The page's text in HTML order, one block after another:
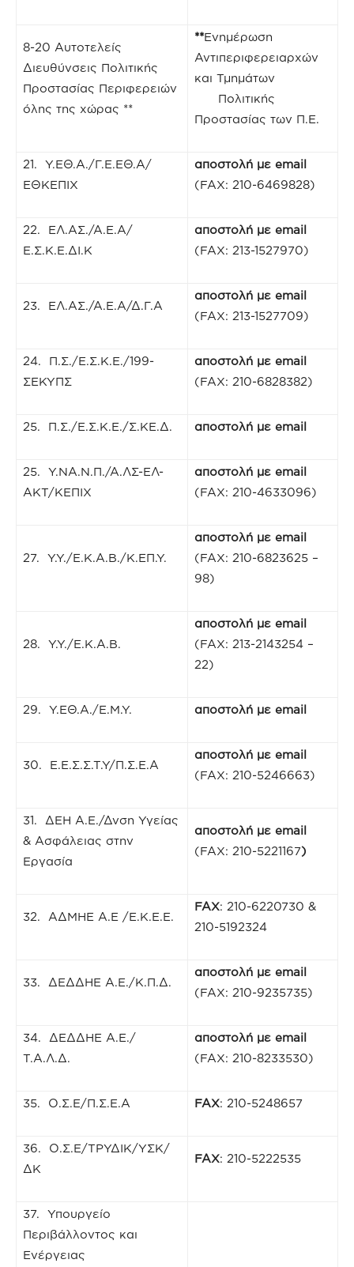
8-20 Αυτοτελείς
Διευθύνσεις Πολιτικής
Προστασίας Περιφερειών
όλης της χώρας **
**Ενημέρωση
Αντιπεριφερειαρχών
και Τμημάτων
Πολιτικής
Προστασίας των Π.Ε.
21. Υ.ΕΘ.Α./Γ.Ε.ΕΘ.Α/
ΕΘΚΕΠΙΧ
αποστολή με email
(FAX: 210-6469828)
22. ΕΛ.ΑΣ./Α.Ε.Α/
Ε.Σ.Κ.Ε.ΔΙ.Κ
αποστολή με email
(FAX: 213-1527970)
23. ΕΛ.ΑΣ./Α.Ε.Α/Δ.Γ.Α
αποστολή με email
(FAX: 213-1527709)
24. Π.Σ./E.Σ.Κ.Ε./199-
ΣΕΚΥΠΣ
αποστολή με email
(FAX: 210-6828382)
25. Π.Σ./E.Σ.Κ.Ε./Σ.ΚΕ.Δ. αποστολή με email
25. Υ.ΝΑ.Ν.Π./Α.ΛΣ-ΕΛ-
ΑΚΤ/ΚΕΠΙΧ
αποστολή με email
(FAX: 210-4633096)
27. Υ.Υ./Ε.Κ.Α.Β./Κ.ΕΠ.Υ.
αποστολή με email
(FAX: 210-6823625 –
98)
28. Υ.Υ./Ε.Κ.Α.Β.
αποστολή με email
(FAX: 213-2143254 –
22)
29. Υ.ΕΘ.Α./Ε.Μ.Υ. αποστολή με email
30. Ε.Ε.Σ.Σ.Τ.Υ/Π.Σ.Ε.Α
αποστολή με email
(FAX: 210-5246663)
31. ΔΕΗ Α.Ε./Δνση Υγείας
& Ασφάλειας στην
Εργασία
αποστολή με email
(FAX: 210-5221167)
32. ΑΔΜΗΕ Α.Ε /Ε.Κ.Ε.Ε.
FAX: 210-6220730 &
210-5192324
33. ΔΕΔΔΗΕ Α.Ε./Κ.Π.Δ.
αποστολή με email
(FAX: 210-9235735)
34. ΔΕΔΔΗΕ Α.Ε./
Τ.Α.Λ.Δ.
αποστολή με email
(FAX: 210-8233530)
35. Ο.Σ.Ε/Π.Σ.Ε.Α FAX: 210-5248657
36. Ο.Σ.Ε/ΤΡΥΔΙΚ/ΥΣΚ/
ΔΚ
FAX: 210-5222535
37. Υπουργείο
Περιβάλλοντος και
Ενέργειας